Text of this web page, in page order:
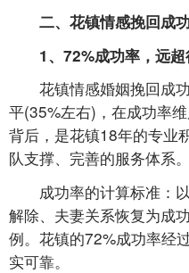
二、花镇情感挽回成
1、72%成功率，远
花镇情感婚姻挽回成功
平(35%左右)，在成功率
背后，是花镇18年的专业
队支撑、完善的服务体系。
成功率的计算标准：以
解除、夫妻关系恢复为成
例。花镇的72%成功率经
实可靠。